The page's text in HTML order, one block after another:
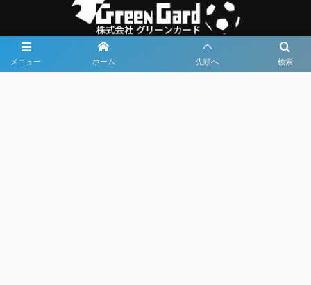
メニュー 検索
ホーム 先頭へ